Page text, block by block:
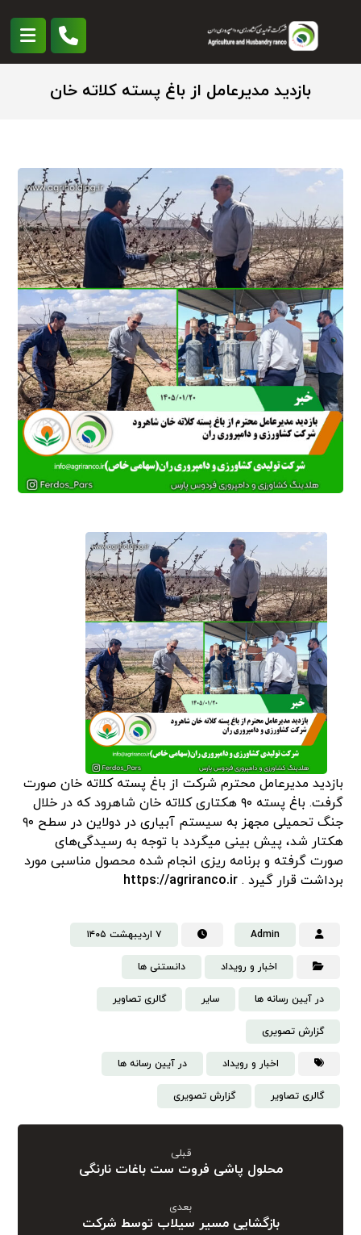
بازدید مدیرعامل از باغ پسته کلاته خان
بازدید مدیرعامل محترم شرکت از باغ پسته کلاته خان صورت
گرفت. باغ پسته ۹۰ هکتاری کلاته خان شاهرود که در خلال
جنگ تحمیلی مجهز به سیستم آبیاری در دولاین در سطح ۹۰
هکتار شد، پیش بینی میگردد با توجه به رسیدگی‌های
صورت گرفته و برنامه ریزی انجام شده محصول مناسبی مورد
برداشت قرار گیرد .https://agriranco.ir
Admin ۷ اردیبهشت ۱۴۰۵
اخبار و رویداد دانستنی‌ ها
در آیین رسانه ها سایر گالری تصاویر
گزارش تصویری
اخبار و رویداد در آیین رسانه ها
گالری تصاویر گزارش تصویری
قبلی
محلول پاشی فروت ست باغات نارنگی
بعدی
بازگشایی مسیر سیلاب توسط شرکت